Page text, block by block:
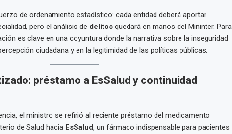
de ordenamiento estadístico: cada entidad deberá aportar
pero el análisis de delitosquedará en manos del Mininter. Para
es clave en una coyuntura donde la narrativa sobre la inseguridad
ciudadana y en la legitimidad de las políticas públicas.
préstamo a EsSalud y continuidad
el ministro se refirió al reciente préstamo del medicamento
de Salud hacia EsSalud, un fármaco indispensable para pacientes